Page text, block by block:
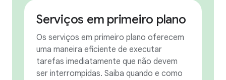
Serviços em primeiro plano
Os serviços em primeiro plano oferecem
uma maneira eficiente de executar
tarefas imediatamente que não devem
ser interrompidas. Saiba quando e como